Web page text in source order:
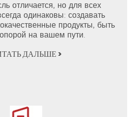
отличается, но для всех
одинаковы: создавать
продукты, быть
на вашем пути.
ДАЛЬШЕ >